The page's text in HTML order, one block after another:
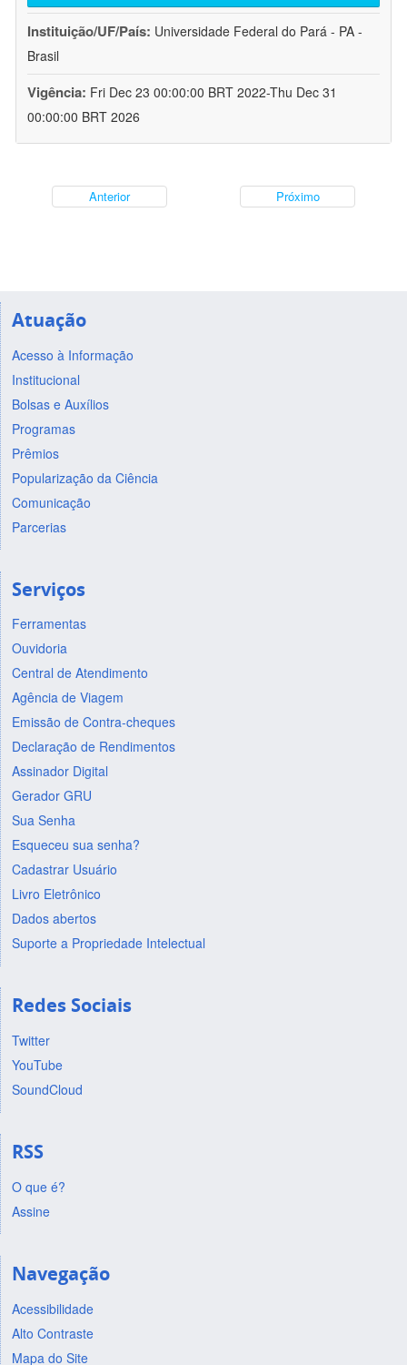
Instituição/UF/País: Universidade Federal do Pará - PA -
Brasil
Vigência: Fri Dec 23 00:00:00 BRT 2022-Thu Dec 31
00:00:00 BRT 2026
Anterior Próximo
Atuação
Acesso à Informação
Institucional
Bolsas e Auxílios
Programas
Prêmios
Popularização da Ciência
Comunicação
Parcerias
Serviços
Ferramentas
Ouvidoria
Central de Atendimento
Agência de Viagem
Emissão de Contra-cheques
Declaração de Rendimentos
Assinador Digital
Gerador GRU
Sua Senha
Esqueceu sua senha?
Cadastrar Usuário
Livro Eletrônico
Dados abertos
Suporte a Propriedade Intelectual
Redes Sociais
Twitter
YouTube
SoundCloud
RSS
O que é?
Assine
Navegação
Acessibilidade
Alto Contraste
Mapa do Site